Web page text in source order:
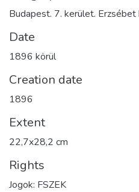
Budapest. 7. kerület.
Date
1896 körül
Creation date
1896
Extent
22,7x28,2 cm
Rights
Jogok: FSZEK